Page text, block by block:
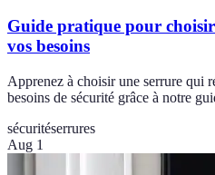
Guide pratique pour
vos besoins
Apprenez à choisir une serrure qui
besoins de sécurité grâce à notre
sécuritéserrures
Aug 1